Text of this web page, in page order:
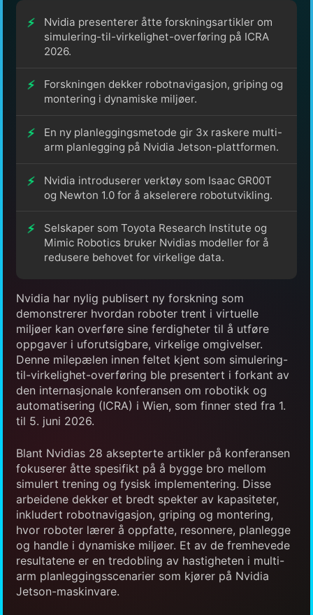
Nvidia presenterer åtte forskningsartikler om
simulering-til-virkelighet-overføring på ICRA
2026.
Forskningen dekker robotnavigasjon, griping og
montering i dynamiske miljøer.
En ny planleggingsmetode gir 3x raskere multi-
arm planlegging på Nvidia Jetson-plattformen.
Nvidia introduserer verktøy som Isaac GR00T
og Newton 1.0 for å akselerere robotutvikling.
Selskaper som Toyota Research Institute og
Mimic Robotics bruker Nvidias modeller for å
redusere behovet for virkelige data.
Nvidia har nylig publisert ny forskning som
demonstrerer hvordan roboter trent i virtuelle
miljøer kan overføre sine ferdigheter til å utføre
oppgaver i uforutsigbare, virkelige omgivelser.
Denne milepælen innen feltet kjent som simulering-
til-virkelighet-overføring ble presentert i forkant av
den internasjonale konferansen om robotikk og
automatisering (ICRA) i Wien, som finner sted fra 1.
til 5. juni 2026.
Blant Nvidias 28 aksepterte artikler på konferansen
fokuserer åtte spesifikt på å bygge bro mellom
simulert trening og fysisk implementering. Disse
arbeidene dekker et bredt spekter av kapasiteter,
inkludert robotnavigasjon, griping og montering,
hvor roboter lærer å oppfatte, resonnere, planlegge
og handle i dynamiske miljøer. Et av de fremhevede
resultatene er en tredobling av hastigheten i multi-
arm planleggingsscenarier som kjører på Nvidia
Jetson-maskinvare.